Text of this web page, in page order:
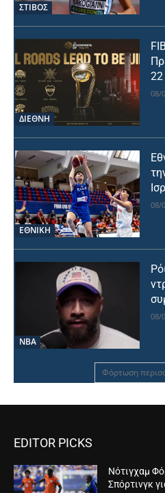
ΣΤΙΒΟΣ
ΔΙΕΘΝΗ
22
08/
ΕΘΝΙΚΉ
08/
NBA
08/
Φόρτωση
EDITOR PICKS
Νότιγχαμ
Σπόρτινγκ